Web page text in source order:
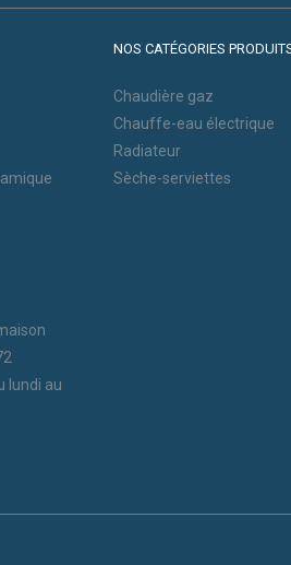
lundi au
NOS CATÉGORIES
Chaudière gaz
Chauffe-eau électrique
Radiateur
Sèche-serviettes